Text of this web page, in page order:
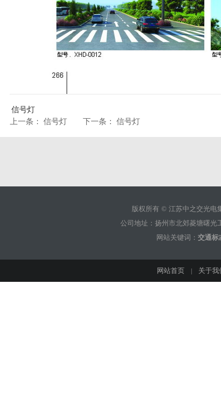
信号灯
上一条： 信号灯
下一条： 信号灯
版权所有 © 江苏中之交光
公司地址：扬州市北郊菱塘曙光
网站关键词： 交通标
网站首页 关于我